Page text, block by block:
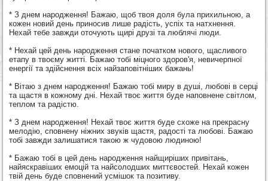
* З днем народження! Бажаю, щоб твоя доля була прихильною, а
кожен новий день приносив лише радість, успіх та натхнення.
Нехай тебе завжди оточують щирі друзі та люблячі люди.
* Нехай цей день народження стане початком нового, щасливого
етапу в твоєму житті. Бажаю тобі міцного здоров'я, невичерпної
енергії та здійснення всіх найзаповітніших бажань!
* Вітаю з днем народження! Бажаю тобі миру в душі, любові в серці
та щастя в кожному дні. Нехай твоє життя буде наповнене світлом,
теплом та радістю.
* З днем народження! Нехай твоє життя буде схоже на прекрасну
мелодію, сповнену ніжних звуків щастя, радості та любові. Бажаю
тобі завжди залишатися такою ж чудовою людиною!
* Бажаю тобі в цей день народження найщиріших привітань,
найяскравіших емоцій та найсолодших миттєвостей. Нехай кожен
твій день буде сповнений усмішок та позитиву.